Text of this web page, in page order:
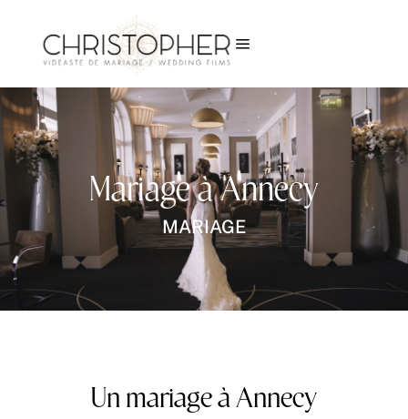
a
Mariage à Annecy
MARIAGE
Un mariage à Annecy